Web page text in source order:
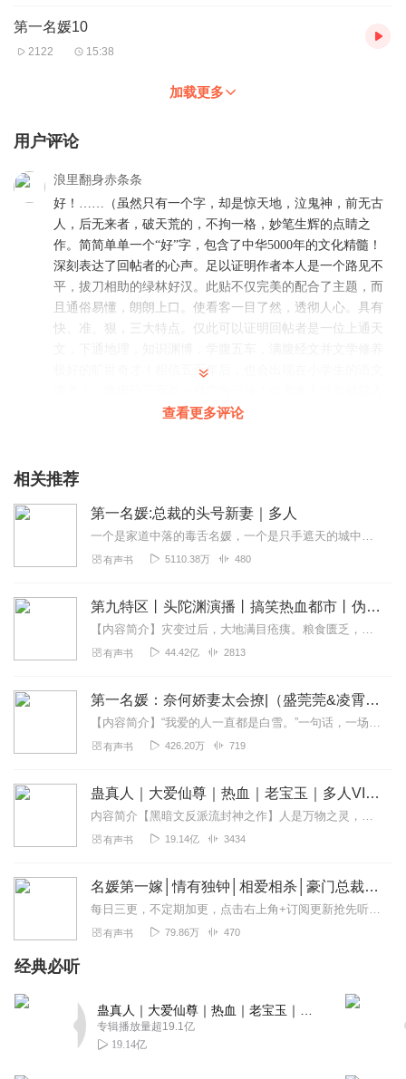
第一名媛10
2122 15:38
加载更多
用户评论
浪里翻身赤条条
好！……（虽然只有一个字，却是惊天地，泣鬼神，前无古
人，后无来者，破天荒的，不拘一格，妙笔生辉的点睛之
作。简简单单一个“好”字，包含了中华5000年的文化精髓！
深刻表达了回帖者的心声。足以证明作者本人是一个路见不
平，拔刀相助的绿林好汉。此贴不仅完美的配合了主题，而
且通俗易懂，朗朗上口。使看客一目了然，透彻人心。具有
快、准、狠，三大特点。仅此可以证明回帖者是一位上通天
极好的旷世奇才！相信五百年后，也会出现在小学生的语文
史册，与诸葛亮、李白、杜甫等一样为后世颂扬！最后让我
黑默_剧有范
好书配上好声音，听得欲罢不能，打Call～666666
爱丽歌恩诗
老邱讲故事
🎉🎉🎉🎉🎉🎉🎉🎉🎉🎉🎉🎉🎉🎉🎉🎉🎉🎉🎉🎉🎉🎉🎉🎉🎉🎉
🎉🎉🎉🎉🎉🎉🎉🎉🎉🎉🎉🎉🎉🎉🎉🎉🎉🎉🎉🎉🎉🎉🎉🎉🎉🎉
2021-06-09
Hi_戒烟
声音好听，画面感强！！！？！！！
2021-04-22
太好听了，超级推荐，主播很给力。
回复 2020-05-01
查看更多评论
相关推荐
第一名媛:总裁的头号新妻｜多人
一个是家道中落的毒舌名媛，一个是只手遮天的城中新贵，顾南城在雨夜把慕晚安捡回去，给了她顾太太的头衔，给了她无尽宠爱，却给不了她爱情，当彼此靠近时，却又亲手将她送...
有声书 5110.38万 480
第九特区丨头陀渊演播丨搞笑热血都市丨伪戒丨VIP免费多人有声剧
【内容简介】灾变过后，大地满目疮痍。粮食匮乏，资源紧俏，局势混乱……一位从待规划区杀出来的青年，背对着漫天黄沙，孤身来到九区谋生，却不曾想偶然结识三五好友，一念...
有声书 44.42亿 2813
第一名媛：奈何娇妻太会撩|（盛莞莞&凌霄）总裁甜宠男女双播
【内容简介】“我爱的人一直都是白雪。”一句话，一场逃婚，让海城第一名媛盛莞莞沦为笑话，六年的付出最终只换来一句“对不起”。盛莞莞浅笑，“我知道他一定会回来的，但...
有声书 426.20万 719
蛊真人｜大爱仙尊｜热血｜老宝玉｜多人VIP免费有声剧
内容简介【黑暗文反派流封神之作】人是万物之灵，蛊是天地真精。一个穿越者不断重生的故事。一个养蛊、炼蛊、用蛊的奇特世界。配音组（男角色）老宝玉旁白...
有声书 19.14亿 3434
名媛第一嫁│情有独钟│相爱相杀│豪门总裁丨多人有声剧
每日三更，不定期加更，点击右上角+订阅更新抢先听哦内容简介一场关于阴谋与商战关于争夺和猎爱的故事。他的人生道路顺得连老天都看不过去。随着一个不可告人的惊天秘...
有声书 79.86万 470
经典必听
专辑播放量超19.1亿
19.14亿